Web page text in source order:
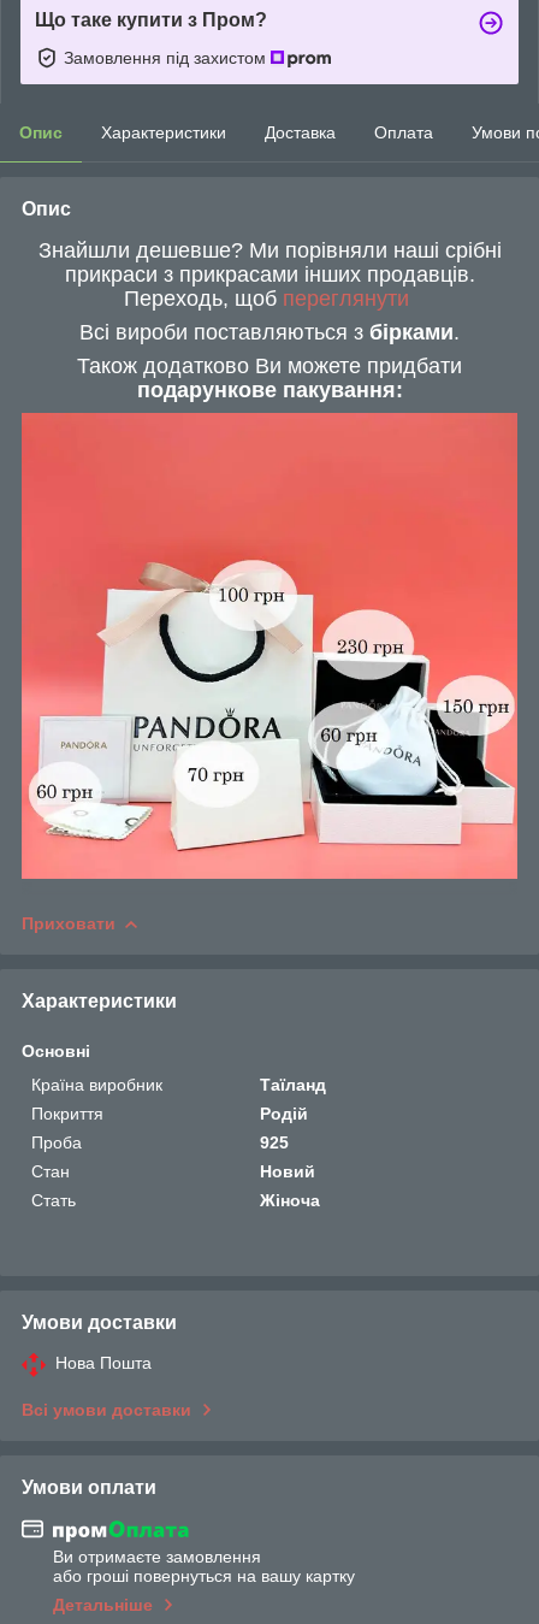
Що таке купити з Пром?
Замовлення під захистом
Опис Характеристики Доставка Оплата Умови
Опис
Знайшли дешевше? Ми порівняли наші срібні
прикраси з прикрасами інших продавців.
Переходь, щоб переглянути
Всі вироби поставляються з бірками.
Також додатково Ви можете придбати
подарункове пакування:
Приховати
Характеристики
Основні
Країна виробник
Таїланд
Покриття
Родій
Проба
925
Стан
Новий
Стать
Жіноча
Умови доставки
Нова Пошта
Всі умови доставки
Умови оплати
Ви отримаєте замовлення
або гроші повернуться на вашу картку
Детальніше